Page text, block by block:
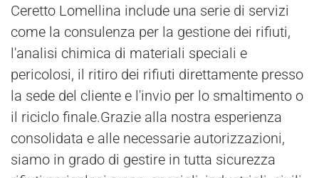
Ceretto Lomellina include una serie di servizi
come la consulenza per la gestione dei rifiuti,
l'analisi chimica di materiali speciali e
pericolosi, il ritiro dei rifiuti direttamente presso
la sede del cliente e l'invio per lo smaltimento o
il riciclo finale.Grazie alla nostra esperienza
consolidata e alle necessarie autorizzazioni,
siamo in grado di gestire in tutta sicurezza